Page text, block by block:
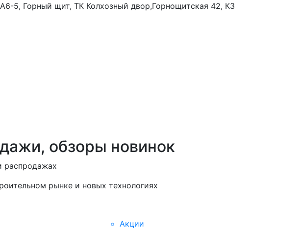
5, Горный щит, ТК Колхозный двор,Горнощитская 42, К3
обзоры новинок
распродажах
рынке и новых технологиях
Акции